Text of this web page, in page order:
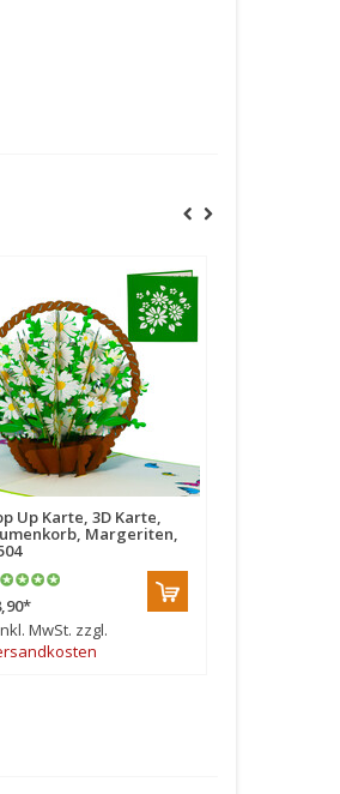
Up Karte, 3D Karte,
Margeriten,
*
MwSt. zzgl.